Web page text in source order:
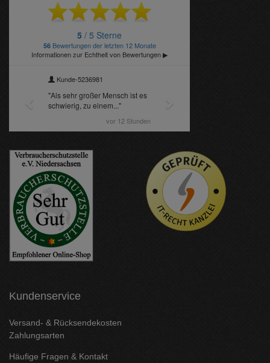
Kundenservice
Versand- & Rücksendekosten
Zahlungsarten
Häufige Fragen & Kontakt